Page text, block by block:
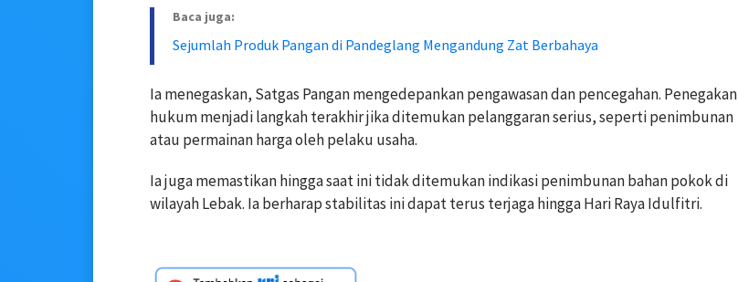
Baca juga:
Sejumlah Produk Pangan di Pandeglang Mengandung Zat Berbahaya
Ia menegaskan, Satgas Pangan mengedepankan pengawasan dan pencegahan. Penegakan
hukum menjadi langkah terakhir jika ditemukan pelanggaran serius, seperti penimbunan
atau permainan harga oleh pelaku usaha.
Ia juga memastikan hingga saat ini tidak ditemukan indikasi penimbunan bahan pokok di
wilayah Lebak. Ia berharap stabilitas ini dapat terus terjaga hingga Hari Raya Idulfitri.